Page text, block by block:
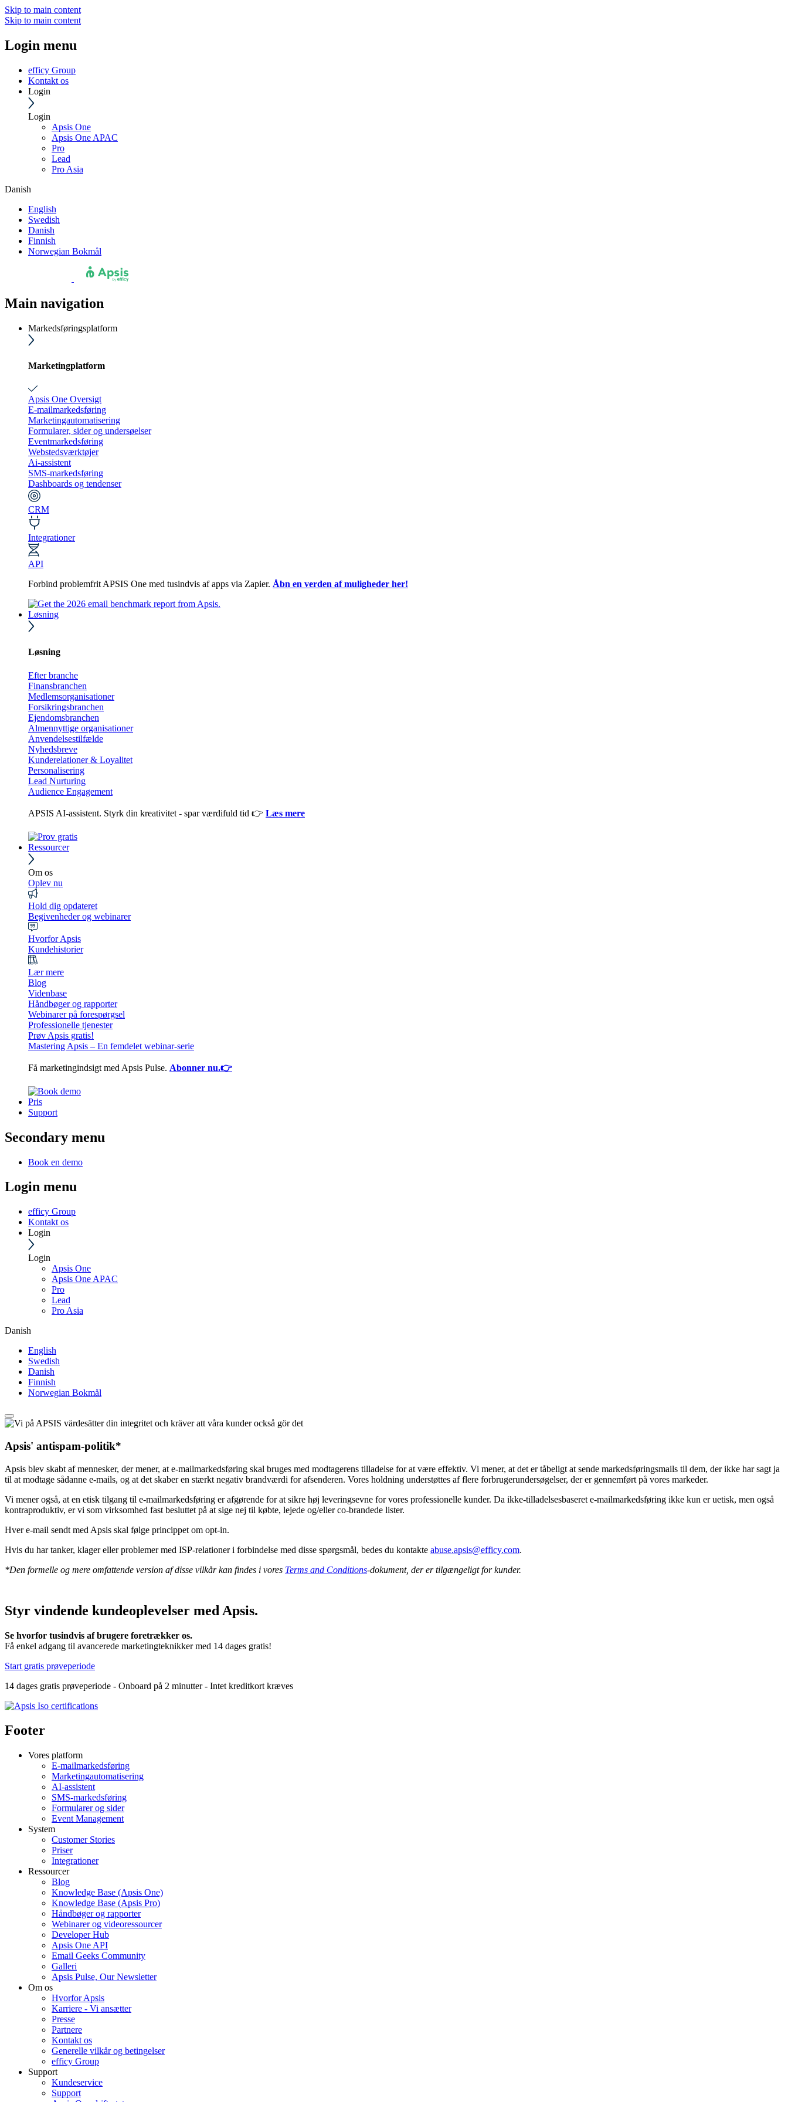
Skip to main content
Skip to main content
Login menu
efficy Group
Kontakt os
Login
Login
Apsis One
Apsis One APAC
Pro
Lead
Pro Asia
Danish
English
Swedish
Danish
Finnish
Norwegian Bokmål
Main navigation
Markedsføringsplatform
Marketingplatform
Apsis One Oversigt
E-mailmarkedsføring
Marketingautomatisering
Formularer, sider og undersøelser
Eventmarkedsføring
Webstedsværktøjer
Ai-assistent
SMS-markedsføring
Dashboards og tendenser
CRM
Integrationer
API
Forbind problemfrit APSIS One med tusindvis af apps via Zapier. Åbn en verden af muligheder her!
Løsning
Løsning
Efter branche
Finansbranchen
Medlemsorganisationer
Forsikringsbranchen
Ejendomsbranchen
Almennyttige organisationer
Anvendelsestilfælde
Nyhedsbreve
Kunderelationer & Loyalitet
Personalisering
Lead Nurturing
Audience Engagement
APSIS AI-assistent. Styrk din kreativitet - spar værdifuld tid 👉 Læs mere
Ressourcer
Om os
Oplev nu
Hold dig opdateret
Begivenheder og webinarer
Hvorfor Apsis
Kundehistorier
Lær mere
Blog
Videnbase
Håndbøger og rapporter
Webinarer på forespørgsel
Professionelle tjenester
Prøv Apsis gratis!
Mastering Apsis – En femdelet webinar-serie
Få marketingindsigt med Apsis Pulse. Abonner nu.👉
Pris
Support
Secondary menu
Book en demo
Login menu
efficy Group
Kontakt os
Login
Login
Apsis One
Apsis One APAC
Pro
Lead
Pro Asia
Danish
English
Swedish
Danish
Finnish
Norwegian Bokmål
Apsis' antispam-politik*
Apsis blev skabt af mennesker, der mener, at e-mailmarkedsføring skal bruges med modtagerens tilladelse for at være effektiv. Vi mener, at det er tåbeligt at sende markedsføringsmails til dem, der ikke har sagt ja
til at modtage sådanne e-mails, og at det skaber en stærkt negativ brandværdi for afsenderen. Vores holdning understøttes af flere forbrugerundersøgelser, der er gennemført på vores markeder.
Vi mener også, at en etisk tilgang til e-mailmarkedsføring er afgørende for at sikre høj leveringsevne for vores professionelle kunder. Da ikke-tilladelsesbaseret e-mailmarkedsføring ikke kun er uetisk, men også
kontraproduktiv, er vi som virksomhed fast besluttet på at sige nej til købte, lejede og/eller co-brandede lister.
Hver e-mail sendt med Apsis skal følge princippet om opt-in.
Hvis du har tanker, klager eller problemer med ISP-relationer i forbindelse med disse spørgsmål, bedes du kontakte abuse.apsis@efficy.com.
*Den formelle og mere omfattende version af disse vilkår kan findes i vores Terms and Conditions-dokument, der er tilgængeligt for kunder.
Styr vindende kundeoplevelser med Apsis.
Se hvorfor tusindvis af brugere foretrækker os.
Få enkel adgang til avancerede marketingteknikker med 14 dages gratis!
Start gratis prøveperiode
14 dages gratis prøveperiode - Onboard på 2 minutter - Intet kreditkort kræves
Footer
Vores platform
E-mailmarkedsføring
Marketingautomatisering
AI-assistent
SMS-markedsføring
Formularer og sider
Event Management
System
Customer Stories
Priser
Integrationer
Ressourcer
Blog
Knowledge Base (Apsis One)
Knowledge Base (Apsis Pro)
Håndbøger og rapporter
Webinarer og videoressourcer
Developer Hub
Apsis One API
Email Geeks Community
Galleri
Apsis Pulse, Our Newsletter
Om os
Hvorfor Apsis
Karriere - Vi ansætter
Presse
Partnere
Kontakt os
Generelle vilkår og betingelser
efficy Group
Support
Kundeservice
Support